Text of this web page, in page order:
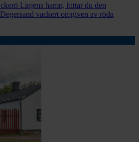
Linjens hamn, hittar du den
vackert omgiven av röda